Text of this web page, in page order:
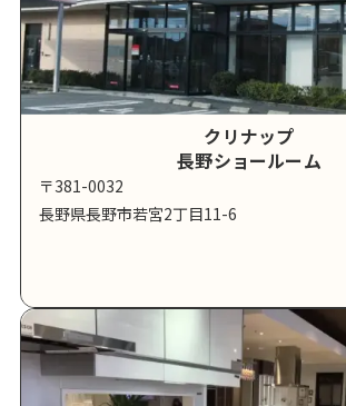
クリナップ
長野ショールーム
〒381-0032
長野県長野市若宮2丁目11-6